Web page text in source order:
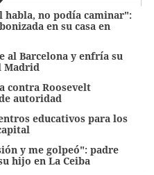
habla, no podía caminar":
en su casa en
al Barcelona y enfría su
Madrid
contra Roosevelt
autoridad
educativos para los
y me golpeó": padre
hijo en La Ceiba